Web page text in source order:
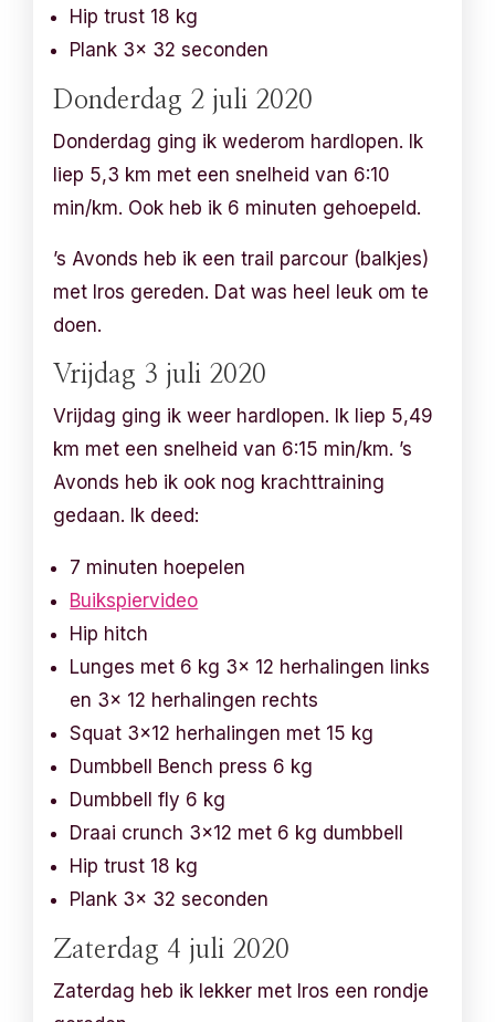
Hip trust 18 kg
Plank 3x 32 seconden
Donderdag 2 juli 2020
Donderdag ging ik wederom hardlopen. Ik
liep 5,3 km met een snelheid van 6:10
min/km. Ook heb ik 6 minuten gehoepeld.
’s Avonds heb ik een trail parcour (balkjes)
met Iros gereden. Dat was heel leuk om te
doen.
Vrijdag 3 juli 2020
Vrijdag ging ik weer hardlopen. Ik liep 5,49
km met een snelheid van 6:15 min/km. ’s
Avonds heb ik ook nog krachttraining
gedaan. Ik deed:
7 minuten hoepelen
Buikspiervideo
Hip hitch
Lunges met 6 kg 3x 12 herhalingen links
en 3x 12 herhalingen rechts
Squat 3×12 herhalingen met 15 kg
Dumbbell Bench press 6 kg
Dumbbell fly 6 kg
Draai crunch 3×12 met 6 kg dumbbell
Hip trust 18 kg
Plank 3x 32 seconden
Zaterdag 4 juli 2020
Zaterdag heb ik lekker met Iros een rondje